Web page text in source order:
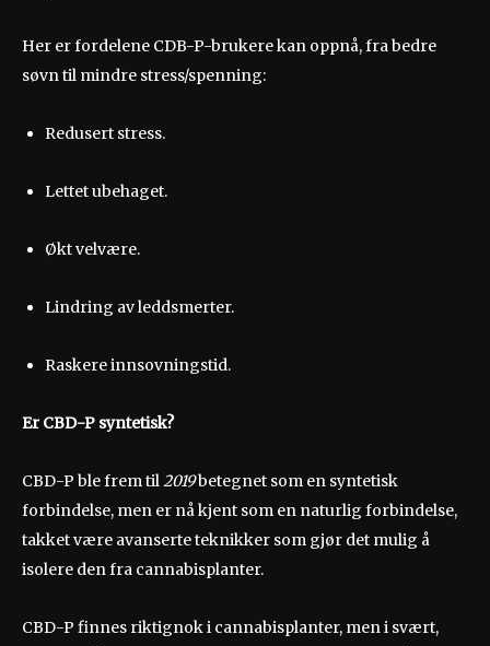
Her er fordelene CDB-P-brukere kan oppnå, fra bedre
søvn til mindre stress/spenning:
Redusert stress.
Lettet ubehaget.
Økt velvære.
Lindring av leddsmerter.
Raskere innsovningstid.
Er CBD-P syntetisk?
CBD-P ble frem til2019betegnet som en syntetisk
forbindelse, men er nå kjent som en naturlig forbindelse,
takket være avanserte teknikker som gjør det mulig å
isolere den fra cannabisplanter.
CBD-P finnes riktignok i cannabisplanter, men i svært,